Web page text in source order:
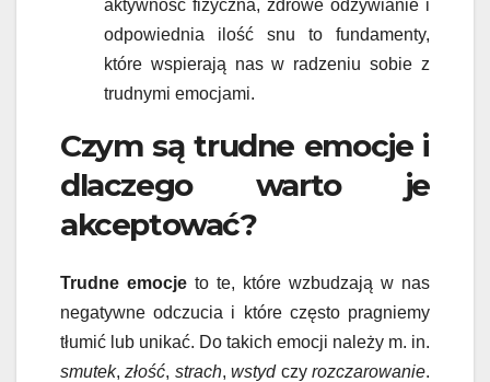
aktywność fizyczna, zdrowe odżywianie i
odpowiednia ilość snu to fundamenty,
które wspierają nas w radzeniu sobie z
trudnymi emocjami.
Czym są trudne emocje i
dlaczego warto je
akceptować?
Trudne emocje to te, które wzbudzają w nas
negatywne odczucia i które często pragniemy
tłumić lub unikać. Do takich emocji należy m. in.
smutek,złość, strach,wstydczyrozczarowanie.